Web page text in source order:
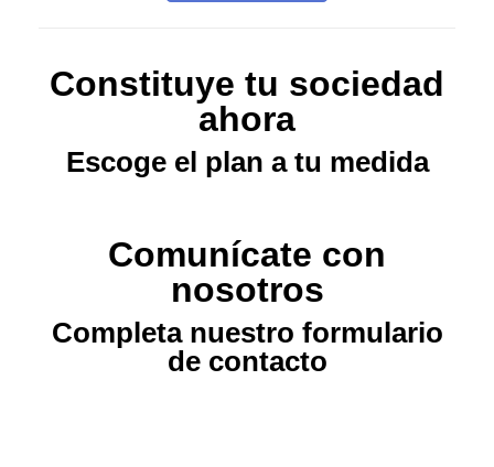
Constituye tu sociedad
ahora
Escoge el plan a tu medida
Comunícate con
nosotros
Completa nuestro formulario
de contacto